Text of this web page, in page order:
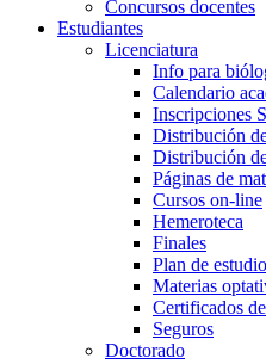
Concursos docentes
Estudiantes
Licenciatura
Info para
Calendario
Inscripciones
Distribución
Distribución
Páginas de
Cursos on-line
Hemeroteca
Finales
Plan de
Materias
Certificados
Seguros
Doctorado